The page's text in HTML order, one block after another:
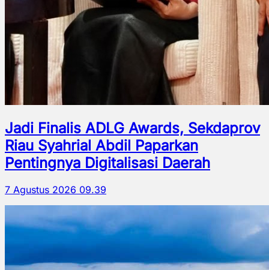
Jadi Finalis ADLG Awards, Sekdaprov
Riau Syahrial Abdil Paparkan
Pentingnya Digitalisasi Daerah
7 Agustus 2026 09.39